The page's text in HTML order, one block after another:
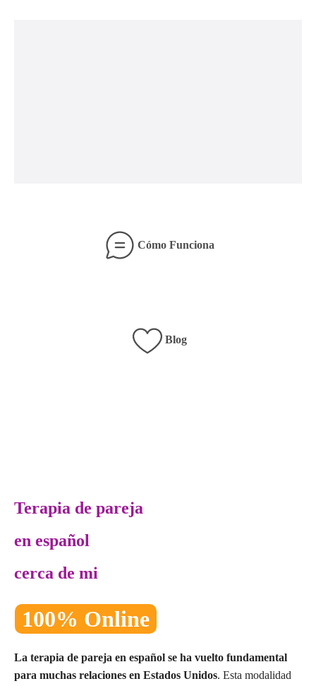
Cómo Funciona
Blog
Terapia de pareja
en español
cerca de mi
100% Online
La terapia de pareja en español se ha vuelto fundamental
para muchas relaciones en Estados Unidos. Esta modalidad